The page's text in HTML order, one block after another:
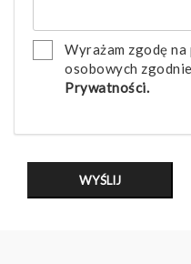
Wyrażam zgodę
osobowych
Prywatności.